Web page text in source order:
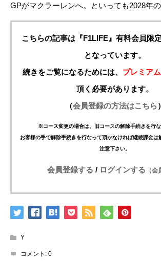
GPがマクラーレンへ。といっても2028年の
こちらの記事は『F1LIFE』有料会員限
となっています。
続きをご覧になるためには、 プレミア
頂く必要があります。
（会員登録の方法はこちら）
※コース変更の場合は、旧コースの解除手続きを行な
お客様の手で解除手続きを行なって頂かなければ継続課金は
注意下さい。
会員登録する / ログインする （会
Y
コメント: 0